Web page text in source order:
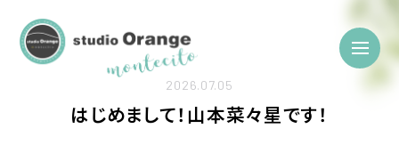
2026.07.05
はじめまして！山本菜々星です！